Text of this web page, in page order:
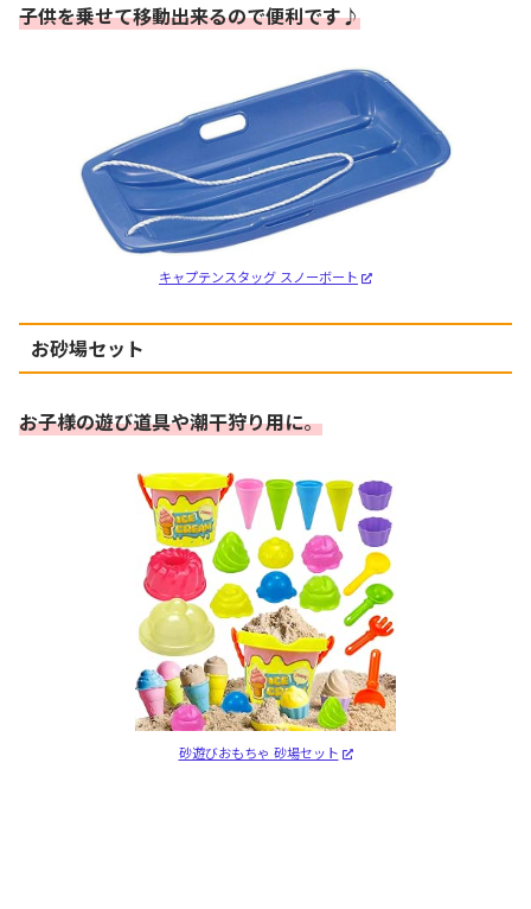
子供を乗せて移動出来るので便利です♪
キャプテンスタッグ スノーボート
お砂場セット
お子様の遊び道具や潮干狩り用に。
砂遊びおもちゃ 砂場セット